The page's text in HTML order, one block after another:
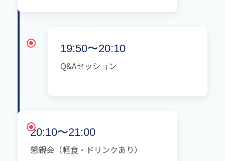
19:50〜20:10
Q&Aセッション
20:10〜21:00
懇親会（軽食・ドリンクあり）